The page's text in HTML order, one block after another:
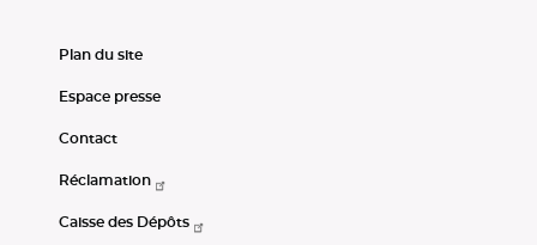
Plan du site
Espace presse
Contact
Réclamation
Caisse des Dépôts